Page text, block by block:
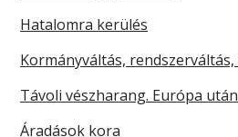
Hatalomra kerülés
Kormányváltás,
Távoli vészharang. Európa
Áradások kora